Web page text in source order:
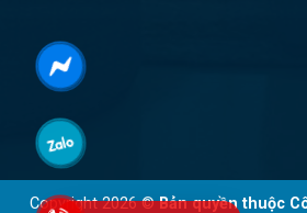
Copyright 2026 ©Bản quyền thuộc